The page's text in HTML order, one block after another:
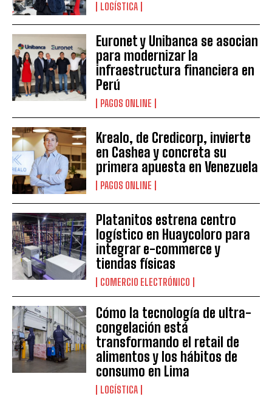
LOGÍSTICA
Euronet y Unibanca se asocian
para modernizar la
infraestructura financiera en
Perú
PAGOS ONLINE
Krealo, de Credicorp, invierte
en Cashea y concreta su
primera apuesta en Venezuela
PAGOS ONLINE
Platanitos estrena centro
logístico en Huaycoloro para
integrar e-commerce y
tiendas físicas
COMERCIO ELECTRÓNICO
Cómo la tecnología de ultra-
congelación está
transformando el retail de
alimentos y los hábitos de
consumo en Lima
LOGÍSTICA